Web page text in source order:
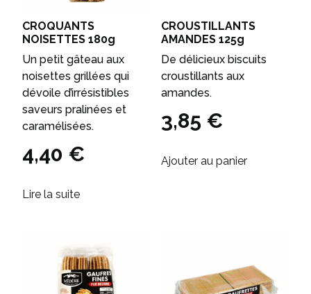
CROQUANTS
NOISETTES 180g
Un petit gâteau aux
noisettes grillées qui
dévoile d’irrésistibles
saveurs pralinées et
caramélisées.
4,40 €
Lire la suite
CROUSTILLANTS
AMANDES 125g
De délicieux biscuits
croustillants aux
amandes.
3,85 €
Ajouter au panier